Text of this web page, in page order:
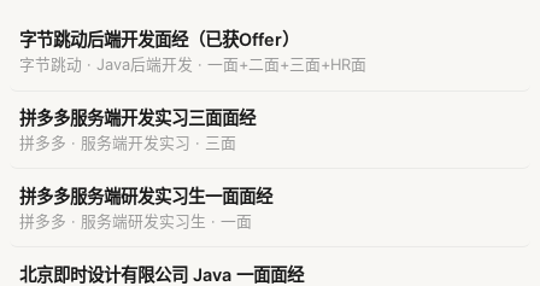
字节跳动后端开发面经（已获Offer）
字节跳动 · Java后端开发 · 一面+二面+三面+HR面
拼多多服务端开发实习三面面经
拼多多 · 服务端开发实习 · 三面
拼多多服务端研发实习生一面面经
拼多多 · 服务端研发实习生 · 一面
北京即时设计有限公司 Java 一面面经